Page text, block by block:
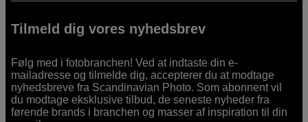
Tilmeld dig vores nyhedsbrev
Følg med i fotobranchen! Ved at indtaste din e-
mailadresse og tilmelde dig, accepterer du at modtage
nyhedsbreve fra Scandinavian Photo. Som abonnent vil
du modtage eksklusive tilbud, de seneste nyheder fra
førende brands i branchen og masser af inspiration til din